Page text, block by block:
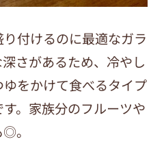
付けるのに最適なガラ
さがあるため、冷やし
をかけて食べるタイプ
。家族分のフルーツや
。